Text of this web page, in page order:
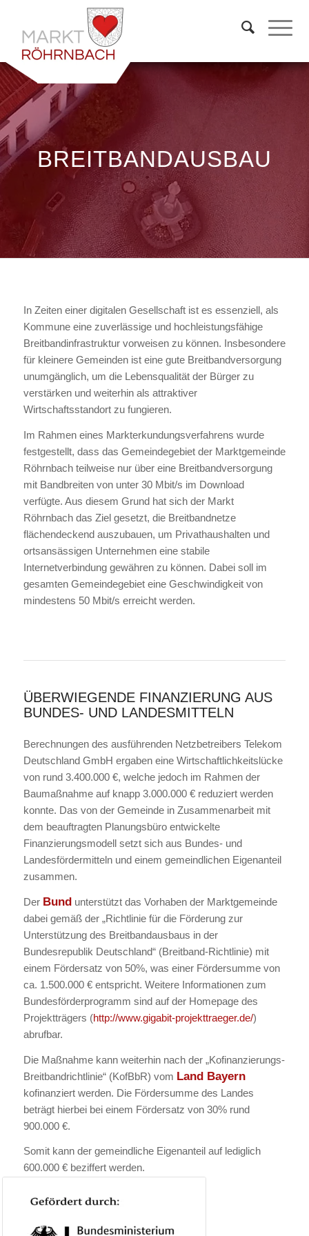
BREITBANDAUSBAU
In Zeiten einer digitalen Gesellschaft ist es essenziell, als
Kommune eine zuverlässige und hochleistungsfähige
Breitbandinfrastruktur vorweisen zu können. Insbesondere
für kleinere Gemeinden ist eine gute Breitbandversorgung
unumgänglich, um die Lebensqualität der Bürger zu
verstärken und weiterhin als attraktiver
Wirtschaftsstandort zu fungieren.
Im Rahmen eines Markterkundungsverfahrens wurde
festgestellt, dass das Gemeindegebiet der Marktgemeinde
Röhrnbach teilweise nur über eine Breitbandversorgung
mit Bandbreiten von unter 30 Mbit/s im Download
verfügte. Aus diesem Grund hat sich der Markt
Röhrnbach das Ziel gesetzt, die Breitbandnetze
flächendeckend auszubauen, um Privathaushalten und
ortsansässigen Unternehmen eine stabile
Internetverbindung gewähren zu können. Dabei soll im
gesamten Gemeindegebiet eine Geschwindigkeit von
mindestens 50 Mbit/s erreicht werden.
ÜBERWIEGENDE FINANZIERUNG AUS
BUNDES- UND LANDESMITTELN
Berechnungen des ausführenden Netzbetreibers Telekom
Deutschland GmbH ergaben eine Wirtschaftlichkeitslücke
von rund 3.400.000 €, welche jedoch im Rahmen der
Baumaßnahme auf knapp 3.000.000 € reduziert werden
konnte. Das von der Gemeinde in Zusammenarbeit mit
dem beauftragten Planungsbüro entwickelte
Finanzierungsmodell setzt sich aus Bundes- und
Landesfördermitteln und einem gemeindlichen Eigenanteil
zusammen.
Der Bund unterstützt das Vorhaben der Marktgemeinde
dabei gemäß der „Richtlinie für die Förderung zur
Unterstützung des Breitbandausbaus in der
Bundesrepublik Deutschland“ (Breitband-Richtlinie) mit
einem Fördersatz von 50%, was einer Fördersumme von
ca. 1.500.000 € entspricht. Weitere Informationen zum
Bundesförderprogramm sind auf der Homepage des
Projektträgers (http://www.gigabit-projekttraeger.de/)
abrufbar.
Die Maßnahme kann weiterhin nach der „Kofinanzierungs-
Breitbandrichtlinie“ (KofBbR) vom Land Bayern
kofinanziert werden. Die Fördersumme des Landes
beträgt hierbei bei einem Fördersatz von 30% rund
900.000 €.
Somit kann der gemeindliche Eigenanteil auf lediglich
600.000 € beziffert werden.